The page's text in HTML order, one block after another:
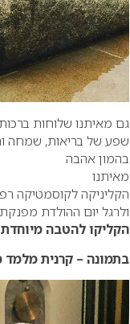
גם מאיתנו שלוחות
שפע של בריאות, שמחה
בהמון אהבה
מאיתנו
הקליניקה לקוסמטיקה
ולרגל יום ההולדת
הקליקו להטבה מיוחדת
בתמונה – קרנית